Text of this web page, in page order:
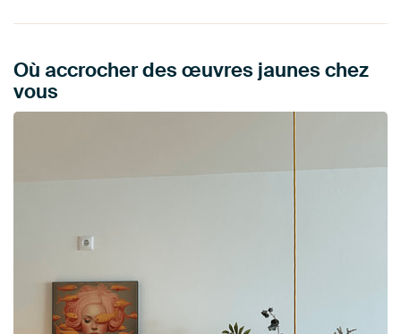
Où accrocher des œuvres jaunes chez
vous